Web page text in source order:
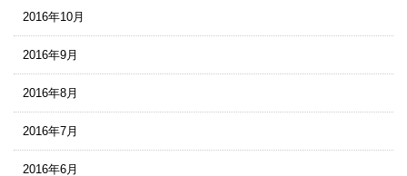
2016年10月
2016年9月
2016年8月
2016年7月
2016年6月